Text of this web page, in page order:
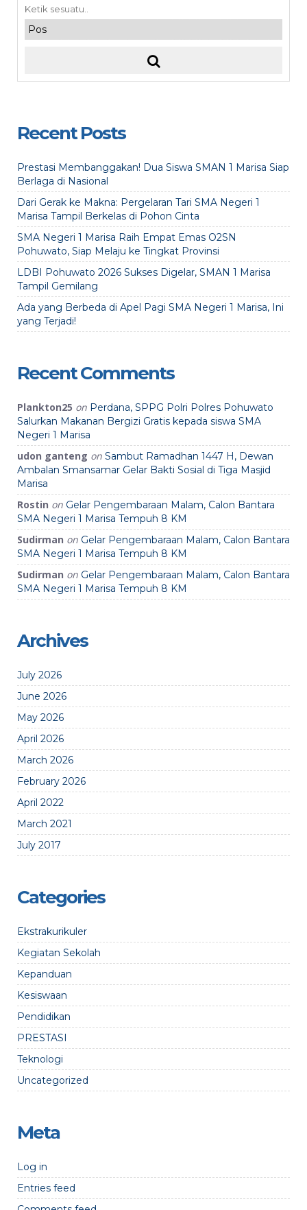
Recent Posts
Prestasi Membanggakan! Dua Siswa SMAN 1 Marisa Siap
Berlaga di Nasional
Dari Gerak ke Makna: Pergelaran Tari SMA Negeri 1
Marisa Tampil Berkelas di Pohon Cinta
SMA Negeri 1 Marisa Raih Empat Emas O2SN
Pohuwato, Siap Melaju ke Tingkat Provinsi
LDBI Pohuwato 2026 Sukses Digelar, SMAN 1 Marisa
Tampil Gemilang
Ada yang Berbeda di Apel Pagi SMA Negeri 1 Marisa, Ini
yang Terjadi!
Recent Comments
Plankton25 on Perdana, SPPG Polri Polres Pohuwato
Salurkan Makanan Bergizi Gratis kepada siswa SMA
Negeri 1 Marisa
udon ganteng on Sambut Ramadhan 1447 H, Dewan
Ambalan Smansamar Gelar Bakti Sosial di Tiga Masjid
Marisa
Rostin on Gelar Pengembaraan Malam, Calon Bantara
SMA Negeri 1 Marisa Tempuh 8 KM
Sudirman on Gelar Pengembaraan Malam, Calon Bantara
SMA Negeri 1 Marisa Tempuh 8 KM
Sudirman on Gelar Pengembaraan Malam, Calon Bantara
SMA Negeri 1 Marisa Tempuh 8 KM
Archives
July 2026
June 2026
May 2026
April 2026
March 2026
February 2026
April 2022
March 2021
July 2017
Categories
Ekstrakurikuler
Kegiatan Sekolah
Kepanduan
Kesiswaan
Pendidikan
PRESTASI
Teknologi
Uncategorized
Meta
Log in
Entries feed